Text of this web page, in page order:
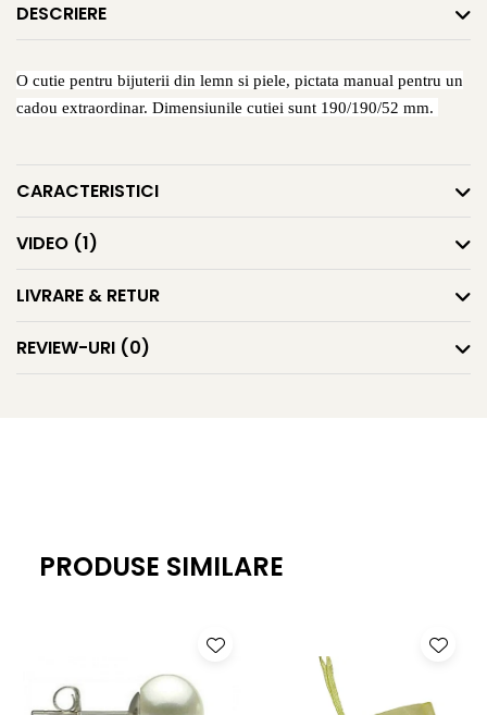
DESCRIERE
O cutie pentru bijuterii din lemn si piele, pictata manual pentru un
cadou extraordinar. Dimensiunile cutiei sunt 190/190/52 mm.
CARACTERISTICI
VIDEO (1)
LIVRARE & RETUR
REVIEW-URI (0)
PRODUSE SIMILARE